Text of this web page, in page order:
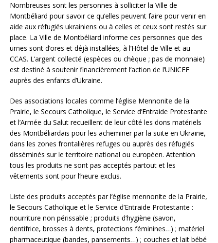
Nombreuses sont les personnes à solliciter la Ville de
Montbéliard pour savoir ce qu’elles peuvent faire pour venir en
aide aux réfugiés ukrainiens ou à celles et ceux sont restés sur
place. La Ville de Montbéliard informe ces personnes que des
urnes sont d’ores et déjà installées, à l’Hôtel de Ville et au
CCAS. L’argent collecté (espèces ou chèque ; pas de monnaie)
est destiné à soutenir financièrement l’action de l’UNICEF
auprès des enfants d’Ukraine.
Des associations locales comme l’église Mennonite de la
Prairie, le Secours Catholique, le Service d’Entraide Protestante
et l’Armée du Salut recueillent de leur côté les dons matériels
des Montbéliardais pour les acheminer par la suite en Ukraine,
dans les zones frontalières refuges ou auprès des réfugiés
disséminés sur le territoire national ou européen. Attention
tous les produits ne sont pas acceptés partout et les
vêtements sont pour l’heure exclus.
Liste des produits acceptés par l’église mennonite de la Prairie,
le Secours Catholique et le Service d’Entraide Protestante :
nourriture non périssable ; produits d’hygiène (savon,
dentifrice, brosses à dents, protections féminines…) ; matériel
pharmaceutique (bandes, pansements…) ; couches et lait bébé